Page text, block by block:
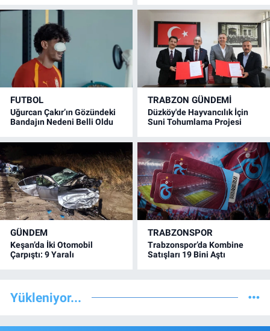
FUTBOL
Uğurcan Çakır’ın Gözündeki
Bandajın Nedeni Belli Oldu
TRABZON GÜNDEMİ
Düzköy'de Hayvancılık İçin
Suni Tohumlama Projesi
GÜNDEM
Keşan’da İki Otomobil
Çarpıştı: 9 Yaralı
TRABZONSPOR
Trabzonspor’da Kombine
Satışları 19 Bini Aştı
Yükleniyor...